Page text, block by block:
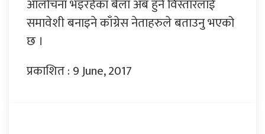
आलोचना भइरहेका बेला अब हुने विस्तारलाई
समावेशी बनाइने काँग्रेस नेताहरुले बताउनु भएको
छ ।
प्रकाशित : 9 June, 2017